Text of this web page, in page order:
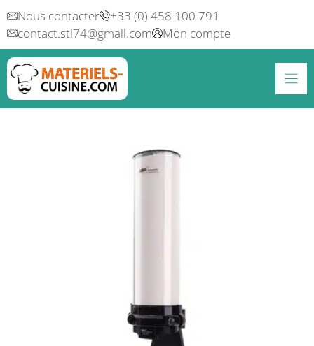
Aller
au
contenu
Nous contacter
+33 (0) 458 100 791
contact.stl74@gmail.com
Mon compte